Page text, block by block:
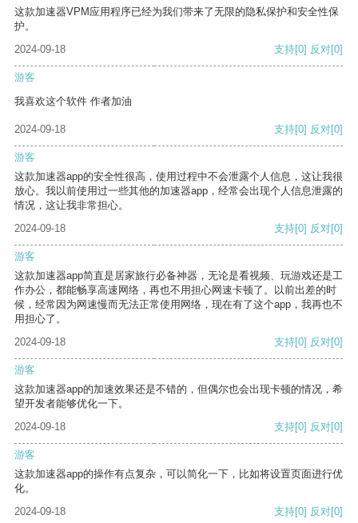
这款加速器VPM应用程序已经为我们带来了无限的隐私保护和安全性保
护。
2024-09-18
支持[0] 反对[0]
游客
我喜欢这个软件 作者加油
2024-09-18 支持[0] 反对[0]
游客
这款加速器app的安全性很高，使用过程中不会泄露个人信息，这让我很
放心。我以前使用过一些其他的加速器app，经常会出现个人信息泄露的
情况，这让我非常担心。
2024-09-18
支持[0] 反对[0]
游客
这款加速器app简直是居家旅行必备神器，无论是看视频、玩游戏还是工
作办公，都能畅享高速网络，再也不用担心网速卡顿了。以前出差的时
候，经常因为网速慢而无法正常使用网络，现在有了这个app，我再也不
用担心了。
2024-09-18
支持[0] 反对[0]
游客
这款加速器app的加速效果还是不错的，但偶尔也会出现卡顿的情况，希
望开发者能够优化一下。
2024-09-18
支持[0] 反对[0]
游客
这款加速器app的操作有点复杂，可以简化一下，比如将设置页面进行优
化。
2024-09-18
支持[0] 反对[0]